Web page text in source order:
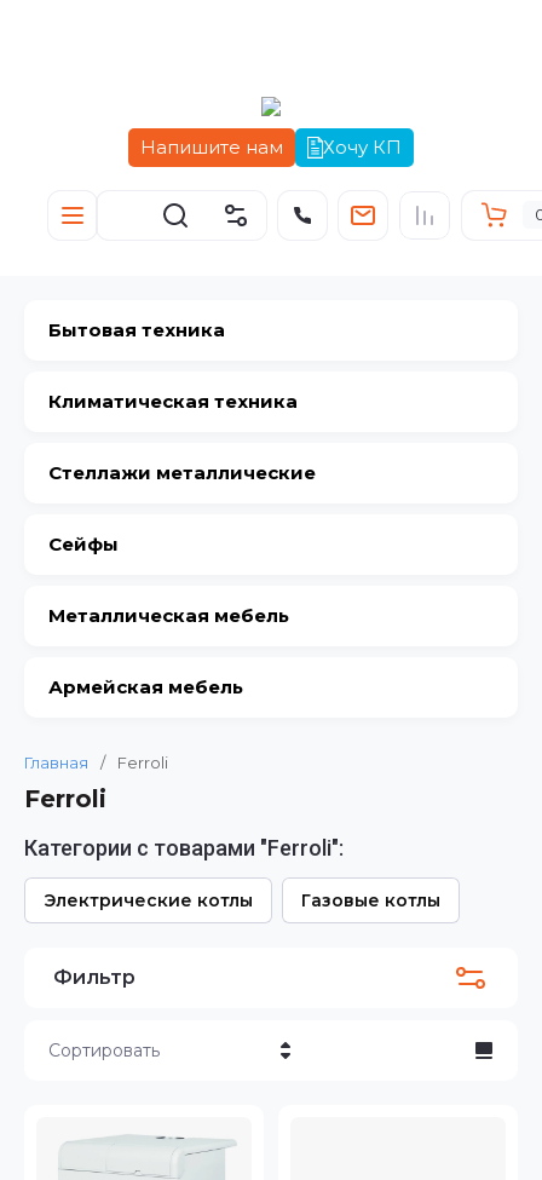
Напишите нам Хочу КП
Бытовая техника
Климатическая техника
Стеллажи металлические
Сейфы
Металлическая мебель
Армейская мебель
Главная / Ferroli
Ferroli
Категории с товарами "Ferroli":
Электрические котлы Газовые котлы
Фильтр
Сортировать
Цена - возрастание